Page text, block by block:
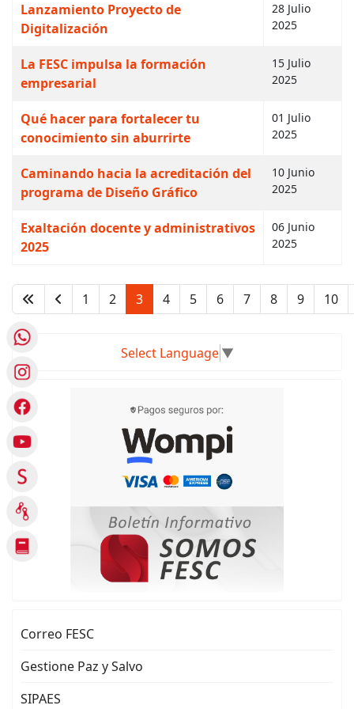
Lanzamiento Proyecto de
Digitalización
28 Julio
2025
La FESC impulsa la formación
empresarial
15 Julio
2025
Qué hacer para fortalecer tu
conocimiento sin aburrirte
01 Julio
2025
Caminando hacia la acreditación del
programa de Diseño Gráfico
10 Junio
2025
Exaltación docente y administrativos
2025
06 Junio
2025
Página 3 de 66
1 2 3 4 5 6 7 8 9 10
Select Language▼
Correo FESC
Gestione Paz y Salvo
SIPAES